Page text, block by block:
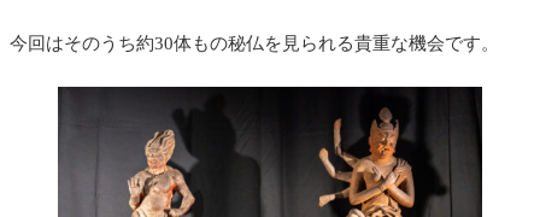
今回はそのうち約30体もの秘仏を見られる貴重な機会です。